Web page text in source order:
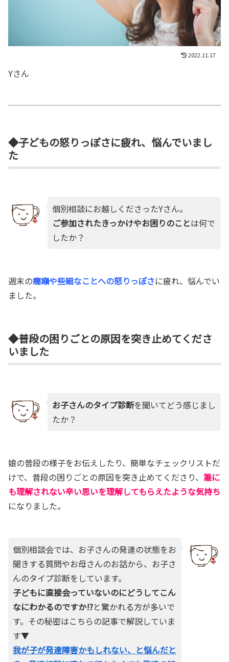
2022.11.17
Yさん
◆子どもの怒りっぽさに疲れ、悩んでいまし
た
個別相談にお越しくださったYさん。
ご参加されたきっかけやお困りのことは何で
したか？
週末の癇癪や些細なことへの怒りっぽさに疲れ、悩んでい
ました。
◆普段の困りごとの原因を突き止めてくださ
いました
お子さんのタイプ診断を聞いてどう感じまし
たか？
娘の普段の様子をお伝えしたり、簡単なチェックリストだ
けで、普段の困りごとの原因を突き止めてくださり、 誰に
も理解されない辛い思いを理解してもらえたような気持ち
になりました。
個別相談会では、お子さんの発達の状態をお
聞きする質問やお母さんのお話から、お子さ
んのタイプ診断をしています。
子どもに直接会っていないのにどうしてこん
なにわかるのですか!?と驚かれる方が多いで
す。その秘密はこちらの記事で解説していま
す▼
我が子が発達障害かもしれない、と悩んだと